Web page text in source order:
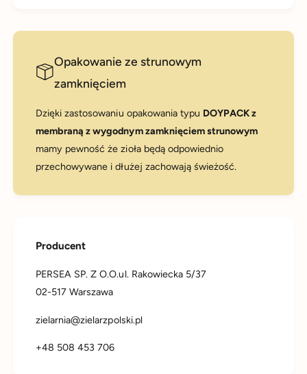
Opakowanie ze strunowym
zamknięciem
Dzięki zastosowaniu opakowania typu DOYPACK z
membraną z wygodnym zamknięciem strunowym
mamy pewność że zioła będą odpowiednio
przechowywane i dłużej zachowają świeżość.
Producent
PERSEA SP. Z O.O.ul. Rakowiecka 5/37
02-517 Warszawa
zielarnia@zielarzpolski.pl
+48 508 453 706